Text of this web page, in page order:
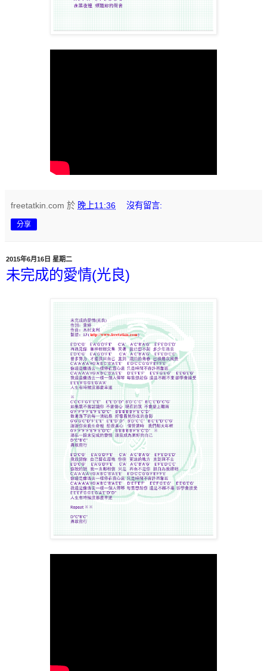
freetatkin.com 於 晚上11:36 沒有留言:
分享
2015年6月16日 星期二
未完成的愛情(光良)